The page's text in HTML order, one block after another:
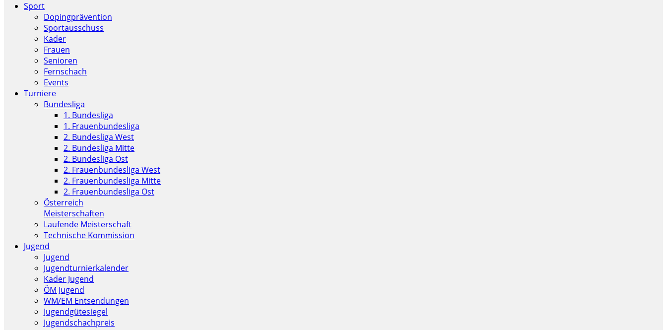
Sport
Dopingprävention
Sportausschuss
Kader
Frauen
Senioren
Fernschach
Events
Turniere
Bundesliga
1. Bundesliga
1. Frauenbundesliga
2. Bundesliga West
2. Bundesliga Mitte
2. Bundesliga Ost
2. Frauenbundesliga West
2. Frauenbundesliga Mitte
2. Frauenbundesliga Ost
Österreich
Meisterschaften
Laufende Meisterschaft
Technische Kommission
Jugend
Jugend
Jugendturnierkalender
Kader Jugend
ÖM Jugend
WM/EM Entsendungen
Jugendgütesiegel
Jugendschachpreis